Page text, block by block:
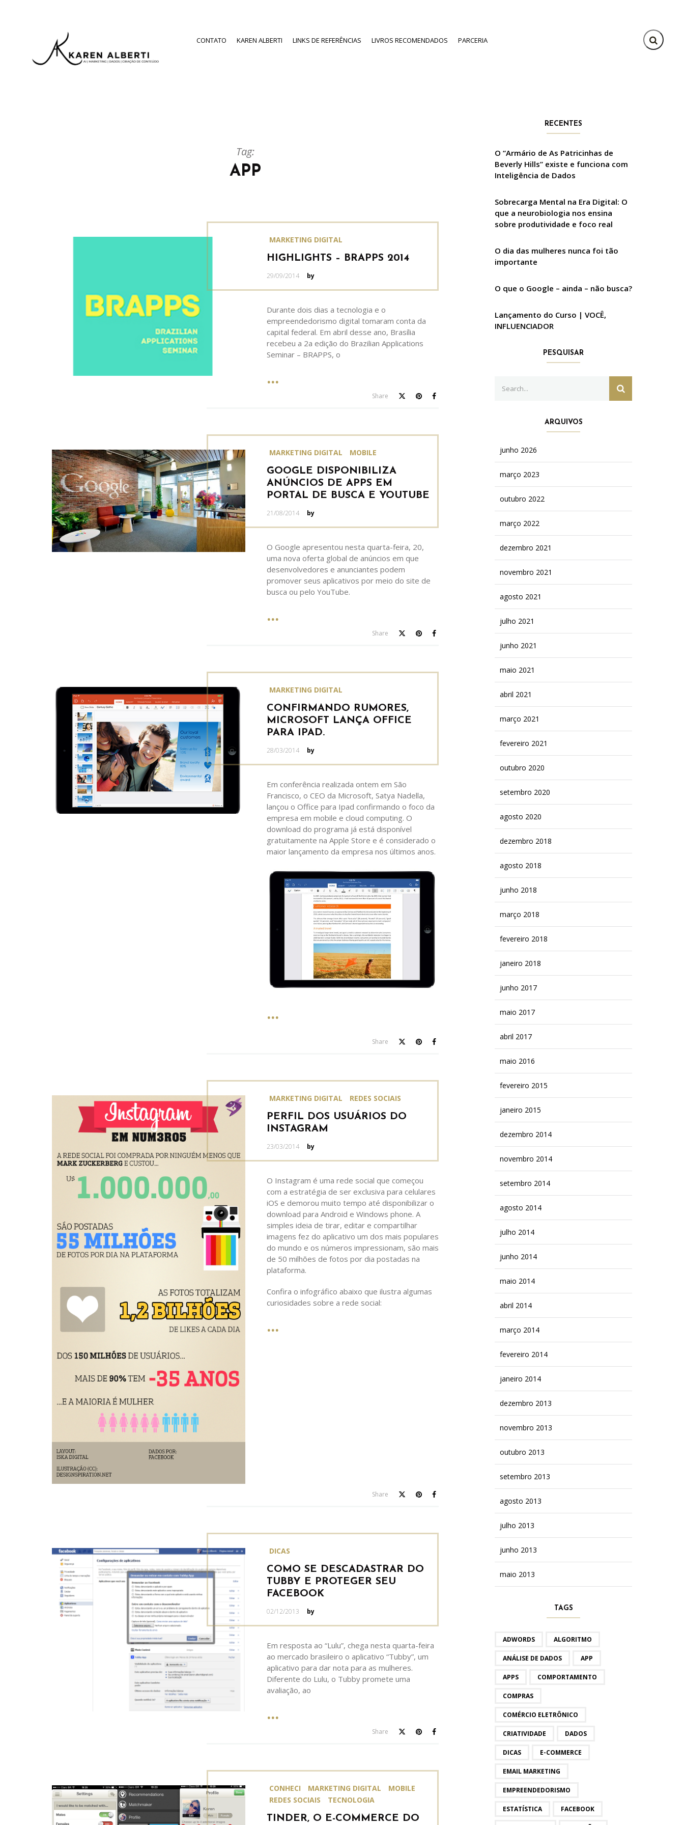
CONTATO KAREN ALBERTI LINKS DE REFERÊNCIAS LIVROS RECOMENDADOS PARCERIA
Tag:
APP
MARKETING DIGITAL
HIGHLIGHTS – BRAPPS 2014
Posted
29/09/2014 by
Durante dois dias a tecnologia e o
empreendedorismo digital tomaram conta da
capital federal. Em abril desse ano, Brasília
recebeu a 2a edição do Brazilian Applications
Seminar – BRAPPS, o
Share
MARKETING DIGITAL MOBILE
GOOGLE DISPONIBILIZA
ANÚNCIOS DE APPS EM
PORTAL DE BUSCA E YOUTUBE
Posted
21/08/2014 by
O Google apresentou nesta quarta-feira, 20,
uma nova oferta global de anúncios em que
desenvolvedores e anunciantes podem
promover seus aplicativos por meio do site de
busca ou pelo YouTube.
Share
MARKETING DIGITAL
CONFIRMANDO RUMORES,
MICROSOFT LANÇA OFFICE
PARA IPAD.
Posted
28/03/2014 by
Em conferência realizada ontem em São
Francisco, o CEO da Microsoft, Satya Nadella,
lançou o Office para Ipad confirmando o foco da
empresa em mobile e cloud computing. O
download do programa já está disponível
gratuitamente na Apple Store e é considerado o
maior lançamento da empresa nos últimos anos.
Share
MARKETING DIGITAL REDES SOCIAIS
PERFIL DOS USUÁRIOS DO
INSTAGRAM
Posted
23/03/2014 by
O Instagram é uma rede social que começou
com a estratégia de ser exclusiva para celulares
iOS e demorou muito tempo até disponibilizar o
download para Android e Windows phone. A
simples ideia de tirar, editar e compartilhar
imagens fez do aplicativo um dos mais populares
do mundo e os números impressionam, são mais
de 50 milhões de fotos por dia postadas na
plataforma.
Confira o infográfico abaixo que ilustra algumas
curiosidades sobre a rede social:
Share
DICAS
COMO SE DESCADASTRAR DO
TUBBY E PROTEGER SEU
FACEBOOK
Posted
02/12/2013 by
Em resposta ao “Lulu”, chega nesta quarta-feira
ao mercado brasileiro o aplicativo “Tubby”, um
aplicativo para dar nota para as mulheres.
Diferente do Lulu, o Tubby promete uma
avaliação, ao
Share
CONHECI MARKETING DIGITAL
MOBILE
REDES SOCIAIS
TECNOLOGIA
TINDER, O E-COMMERCE DO
RECENTES
O “Armário de As Patricinhas de
Beverly Hills” existe e funciona com
Inteligência de Dados
Sobrecarga Mental na Era Digital: O
que a neurobiologia nos ensina
sobre produtividade e foco real
O dia das mulheres nunca foi tão
importante
O que o Google – ainda – não busca?
Lançamento do Curso | VOCÊ,
INFLUENCIADOR
PESQUISAR
for:
ARQUIVOS
junho 2026
março 2023
outubro 2022
março 2022
dezembro 2021
novembro 2021
agosto 2021
julho 2021
junho 2021
maio 2021
abril 2021
março 2021
fevereiro 2021
outubro 2020
setembro 2020
agosto 2020
dezembro 2018
agosto 2018
junho 2018
março 2018
fevereiro 2018
janeiro 2018
junho 2017
maio 2017
abril 2017
maio 2016
fevereiro 2015
janeiro 2015
dezembro 2014
novembro 2014
setembro 2014
agosto 2014
julho 2014
junho 2014
maio 2014
abril 2014
março 2014
fevereiro 2014
janeiro 2014
dezembro 2013
novembro 2013
outubro 2013
setembro 2013
agosto 2013
julho 2013
junho 2013
maio 2013
TAGS
ADWORDS ALGORITMO
ANÁLISE DE DADOS APP
APPS COMPORTAMENTO
COMPRAS
COMÉRCIO ELETRÔNICO
CRIATIVIDADE DADOS
DICAS E-COMMERCE
EMAIL MARKETING
EMPREENDEDORISMO
ESTATÍSTICA FACEBOOK